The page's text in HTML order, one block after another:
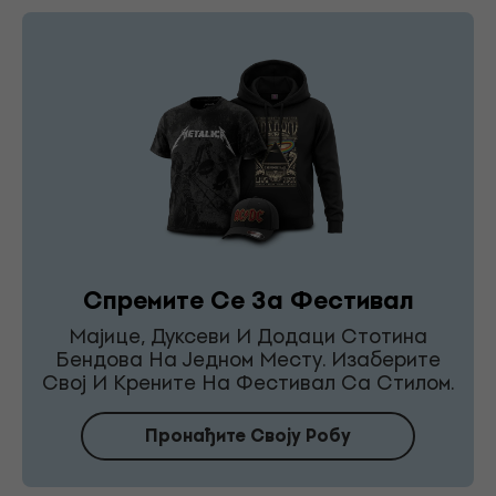
Спремите Се За Фестивал
Мајице, Дуксеви И Додаци Стотина
Бендова На Једном Месту. Изаберите
Свој И Крените На Фестивал Са Стилом.
Пронађите Своју Робу